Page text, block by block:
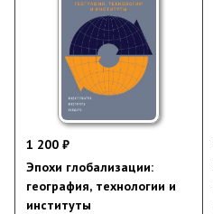
1 200 ₽
Эпохи глобализации:
география, технологии и
институты